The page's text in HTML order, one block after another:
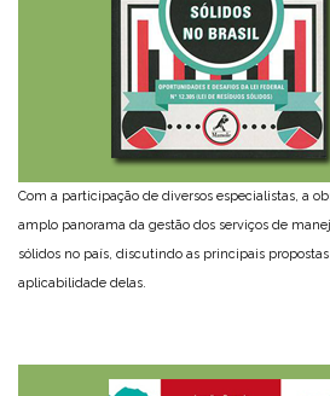
Com a participação de diversos especialistas, a
amplo panorama da gestão dos serviços de
sólidos no país, discutindo as principais
aplicabilidade delas.